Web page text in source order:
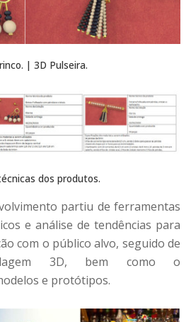
| 3D Pulseira.
dos produtos.
partiu de ferramentas
e análise de tendências para
com o público alvo, seguido de
3D, bem como o
e protótipos.